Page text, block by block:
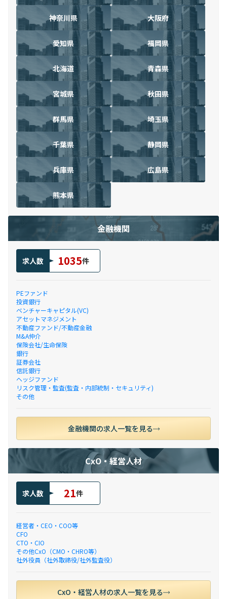
神奈川県 大阪府
愛知県 福岡県
北海道 青森県
宮城県 秋田県
群馬県 埼玉県
千葉県 静岡県
兵庫県 広島県
熊本県
金融機関
求人数 1035件
PEファンド
投資銀行
ベンチャーキャピタル(VC)
アセットマネジメント
不動産ファンド/不動産金融
M&A仲介
保険会社/生命保険
銀行
証券会社
信託銀行
ヘッジファンド
リスク管理・監査(監査・内部統制・セキュリティ)
その他
金融機関の求人一覧を見る
CxO・経営人材
求人数 21件
経営者・CEO・COO等
CFO
CTO・CIO
その他CxO（CMO・CHRO等）
社外役員（社外取締役/社外監査役）
CxO・経営人材の求人一覧を見る